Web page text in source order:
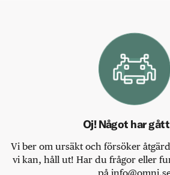
Oj! Något har
Vi ber om ursäkt och försöker
vi kan, håll ut! Har du frågor eller